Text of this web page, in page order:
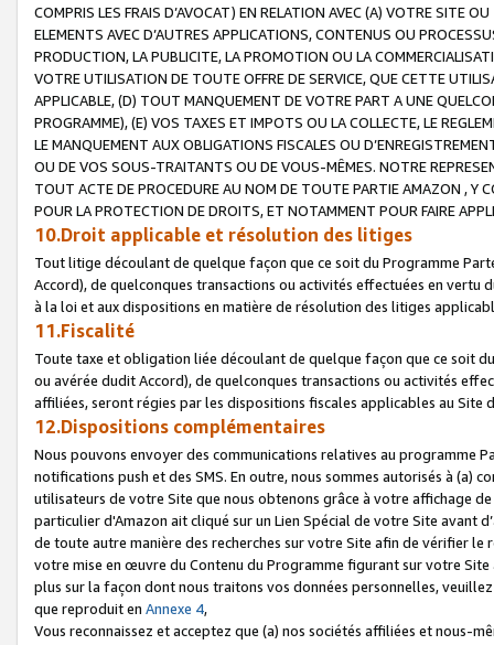
COMPRIS LES FRAIS D’AVOCAT) EN RELATION AVEC (A) VOTRE SITE
ELEMENTS AVEC D’AUTRES APPLICATIONS, CONTENUS OU
PRODUCTION, LA PUBLICITE, LA PROMOTION OU LA
VOTRE UTILISATION DE TOUTE OFFRE DE SERVICE, QUE CETTE
APPLICABLE, (D) TOUT MANQUEMENT DE VOTRE PART A UNE
PROGRAMME), (E) VOS TAXES ET IMPOTS OU LA COLLECTE, LE
LE MANQUEMENT AUX OBLIGATIONS FISCALES OU
OU DE VOS SOUS-TRAITANTS OU DE VOUS-MÊMES. NOTRE
TOUT ACTE DE PROCEDURE AU NOM DE TOUTE PARTIE AMAZON , Y
POUR LA PROTECTION DE DROITS, ET NOTAMMENT POUR FAIRE
10.Droit applicable et résolution des litiges
Tout litige découlant de quelque façon que ce soit du Programme
Accord), de quelconques transactions ou activités effectuées en vertu
à la loi et aux dispositions en matière de résolution des litiges
11.Fiscalité
Toute taxe et obligation liée découlant de quelque façon que ce soit
ou avérée dudit Accord), de quelconques transactions ou activités
affiliées, seront régies par les dispositions fiscales applicables au Site
12.Dispositions complémentaires
Nous pouvons envoyer des communications relatives au programme
notifications push et des SMS. En outre, nous sommes autorisés à
utilisateurs de votre Site que nous obtenons grâce à votre affichage
particulier d'Amazon ait cliqué sur un Lien Spécial de votre Site avant
de toute autre manière des recherches sur votre Site afin de vérifier
votre mise en œuvre du Contenu du Programme figurant sur votre
plus sur la façon dont nous traitons vos données personnelles,
que reproduit en Annexe 4,
Vous reconnaissez et acceptez que (a) nos sociétés affiliées et nous-